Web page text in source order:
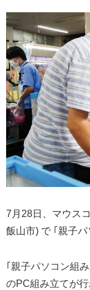
7月28日、マウス
飯山市) で ｢親子パ
｢親子パソコン組
のPC組み立てが